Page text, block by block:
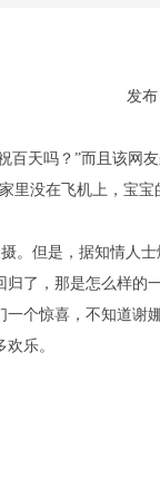
发
天吗？”而且该网
里没在飞机上，宝
。但是，据知情人
了，那是怎么样的
个惊喜，不知道谢
乐。